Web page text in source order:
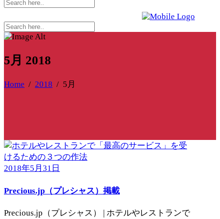
5月 2018
Home / 2018 / 5月
2018年5月31日
Precious.jp（プレシャス）掲載
Precious.jp（プレシャス） | ホテルやレストランで